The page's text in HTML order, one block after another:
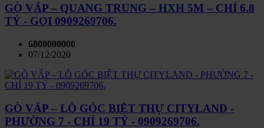
GÒ VẤP – QUANG TRUNG – HXH 5M – CHỈ 6.8
TỶ - GỌI 0909269706.
6800000000
07/12/2020
GÒ VẤP – LÔ GÓC BIỆT THỰ CITYLAND -
PHƯỜNG 7 - CHỈ 19 TỶ - 0909269706.